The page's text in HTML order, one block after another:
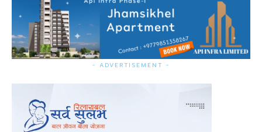
- ADVERTISEMENT -